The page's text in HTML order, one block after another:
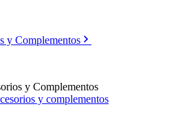
y Complementos
y Complementos
y complementos